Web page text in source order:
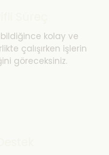
kolay ve
çalışırken işlerin
göreceksiniz.